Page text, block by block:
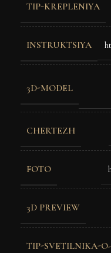
TIP-KREPLENIYA
INSTRUKTSIYA
3D-MODEL
CHERTEZH
FOTO
3D PREVIEW
TIP-SVETILNIKA-